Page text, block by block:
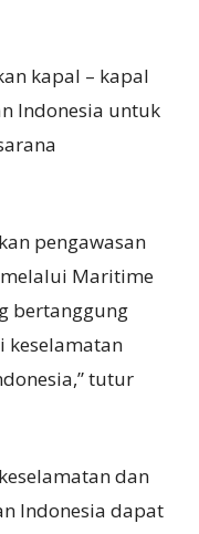
kapal – kapal
Indonesia untuk
pengawasan
Maritime
bertanggung
keselamatan
tutur
dan
Indonesia dapat